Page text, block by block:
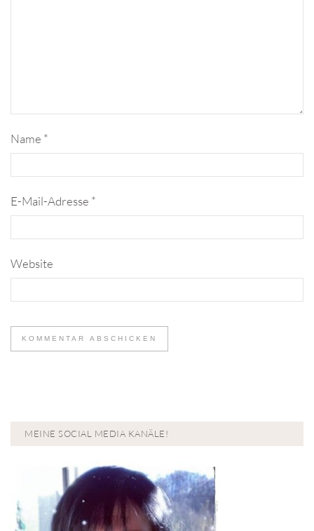
Name *
E-Mail-Adresse *
Website
MEINE SOCIAL MEDIA KANÄLE!